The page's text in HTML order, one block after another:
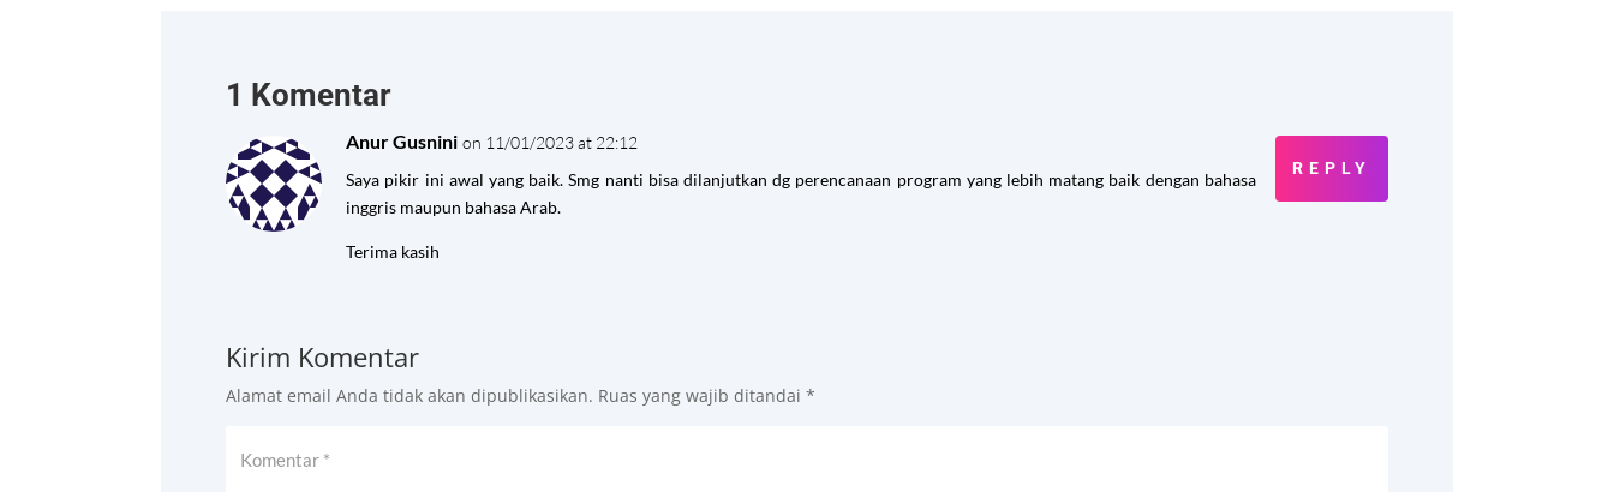
1 Komentar
Anur Gusnini on 11/01/2023 at 22:12
Saya pikir ini awal yang baik. Smg nanti bisa dilanjutkan dg perencanaan program yang lebih matang baik dengan bahasa
inggris maupun bahasa Arab.
Terima kasih
REPLY
Kirim Komentar
Alamat email Anda tidak akan dipublikasikan. Ruas yang wajib ditandai*